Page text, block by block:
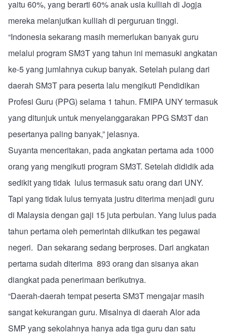
yaitu 60%, yang berarti 60% anak usia kulliah di Jogja
mereka melanjutkan kulliah di perguruan tinggi.
“Indonesia sekarang masih memerlukan banyak guru
melalui program SM3T yang tahun ini memasuki angkatan
ke-5 yang jumlahnya cukup banyak. Setelah pulang dari
daerah SM3T para peserta lalu mengikuti Pendidikan
Profesi Guru (PPG) selama 1 tahun. FMIPA UNY termasuk
yang ditunjuk untuk menyelanggarakan PPG SM3T dan
pesertanya paling banyak,” jelasnya.
Suyanta menceritakan, pada angkatan pertama ada 1000
orang yang mengikuti program SM3T. Setelah dididik ada
sedikit yang tidak lulus termasuk satu orang dari UNY.
Tapi yang tidak lulus ternyata justru diterima menjadi guru
di Malaysia dengan gaji 15 juta perbulan. Yang lulus pada
tahun pertama oleh pemerintah diikutkan tes pegawai
negeri. Dan sekarang sedang berproses. Dari angkatan
pertama sudah diterima 893 orang dan sisanya akan
diangkat pada penerimaan berikutnya.
“Daerah-daerah tempat peserta SM3T mengajar masih
sangat kekurangan guru. Misalnya di daerah Alor ada
SMP yang sekolahnya hanya ada tiga guru dan satu